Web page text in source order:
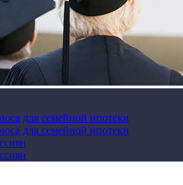
для семейной ипотеки
для семейной ипотеки